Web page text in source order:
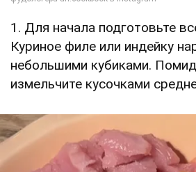
1. Для начала подготовьте
Куриное филе или индейку
небольшими кубиками.
измельчите кусочками